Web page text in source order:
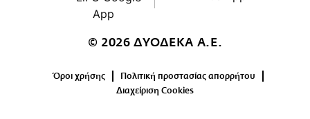
© 2026 ΔΥΟΔΕΚΑ Α.Ε.
Όροι χρήσης
Πολιτική προστασίας απορρήτου
Διαχείριση Cookies